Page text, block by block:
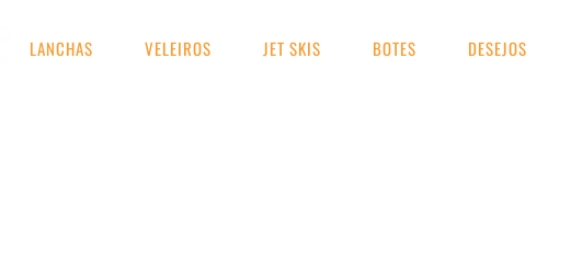
LANCHAS VELEIROS JET SKIS BOTES DESEJOS